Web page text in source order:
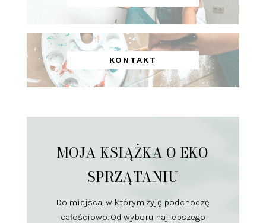
KONTAKT
MOJA KSIĄŻKA O EKO
SPRZĄTANIU
Do miejsca, w którym żyję podchodzę
całościowo. Od wyboru najlepszego